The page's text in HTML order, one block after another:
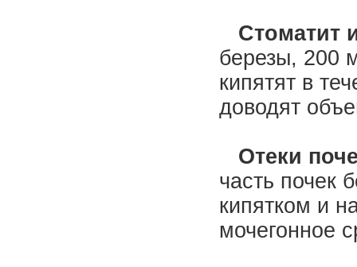
Стоматит
березы, 200
кипятят в
доводят
Отеки
часть почек
кипятком и
мочегонное